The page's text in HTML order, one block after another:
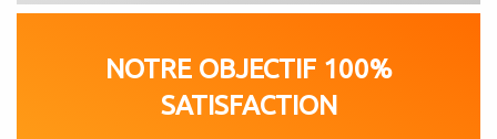
NOTRE OBJECTIF 100%
SATISFACTION